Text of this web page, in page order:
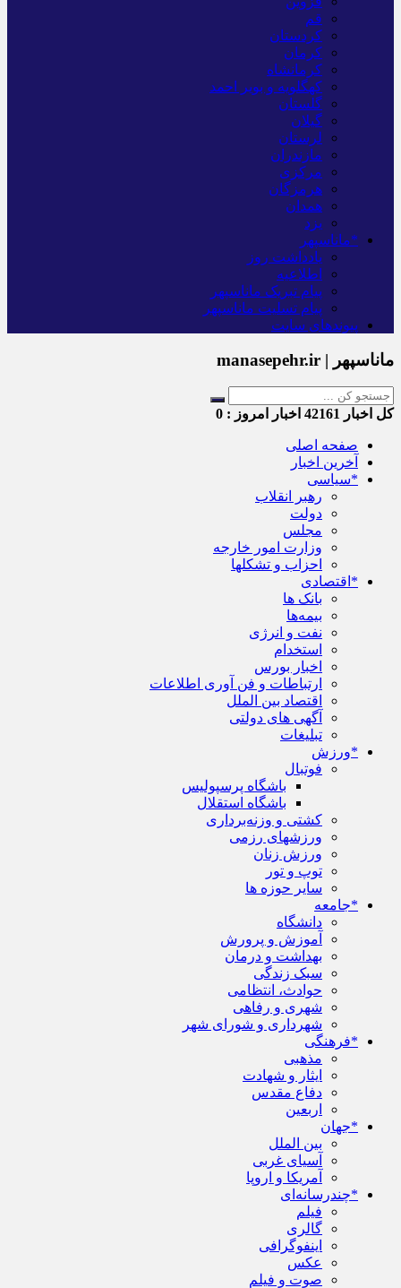
قم
کردستان
کرمان
کرمانشاه
کهگلویه و بویر احمد
گلستان
گیلان
لرستان
مازندران
مرکزی
هرمزگان
همدان
یزد
*ماناسپهر
یادداشت روز
اطلاعیه
پیام تبریک ماناسپهر
پیام تسلیت ماناسپهر
پیوندهای سایت
ماناسپهر | manasepehr.ir
کل اخبار اخبار امروز : 0
صفحه اصلی
آخرین اخبار
*سیاسی
رهبر انقلاب
دولت
مجلس
وزارت امور خارجه
احزاب و تشکلها
*اقتصادی
بانک ها
بیمه‌ها
نفت و انرژی
استخدام
اخبار بورس
ارتباطات و فن آوری اطلاعات
اقتصاد بین الملل
آگهی های دولتی
تبلیغات
*ورزش
فوتبال
باشگاه پرسپولیس
باشگاه استقلال
کشتی و وزنه‌برداری
ورزشهای رزمی
ورزش زنان
توپ و تور
سایر حوزه ها
*جامعه
دانشگاه
آموزش و پرورش
بهداشت و درمان
سبک زندگی
حوادث، انتظامی
شهری و رفاهی
شهرداری و شورای شهر
*فرهنگی
مذهبی
ایثار و شهادت
دفاع مقدس
اربعین
*جهان
بین الملل
آسیای غربی
آمریکا و اروپا
*چندرسانه‌ای
فیلم
گالری
اینفوگرافی
عکس
صوت و فیلم